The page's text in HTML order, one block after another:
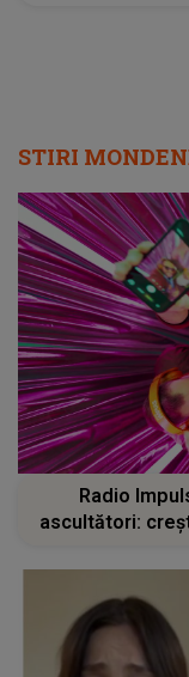
STIRI
Radio
ascultători: